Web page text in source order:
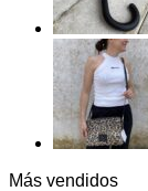
Más vendidos